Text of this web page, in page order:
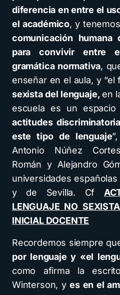
diferencia en entre el
el académico, y
comunicación
para convivir entre
gramática normativa,
enseñar en el aula, y “el
sexista del lenguaje, en
escuela es un espacio
actitudes
este tipo de lenguaje
Antonio Núñez
Román y Alejandro
universidades
y de Sevilla. Cf
LENGUAJE NO
INICIAL DOCENTE
Recordemos siempre
por lenguaje y «el
como afirma la
Winterson, yes en el